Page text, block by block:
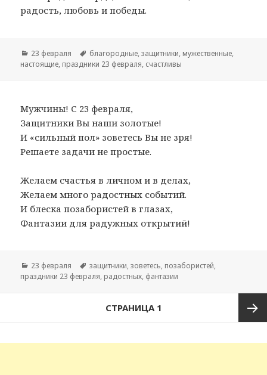
радость, любовь и победы.
Рубрики
23 февраля Метки
благородные,защитники, мужественные,
настоящие, праздники 23 февраля, счастливы
Мужчины! С 23 февраля,
Защитники Вы наши золотые!
И «сильный пол» зоветесь Вы не зря!
Решаете задачи не простые.
Желаем счастья в личном и в делах,
Желаем много радостных событий.
И блеска позабористей в глазах,
Фантазии для радужных открытий!
Рубрики
23 февраля Метки
защитники,зоветесь, позабористей,
праздники 23 февраля, радостных, фантазии
СТРАНИЦА 1